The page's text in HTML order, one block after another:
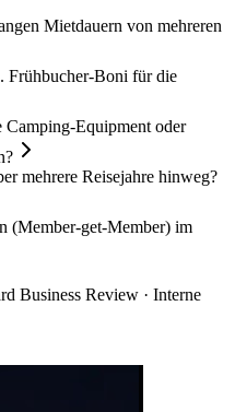
Mietdauern von mehreren
Frühbucher-Boni für die
Camping-Equipment oder
mehrere Reisejahre hinweg?
(Member-get-Member) im
Business Review · Interne